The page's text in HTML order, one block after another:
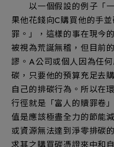
以一個假設的例子「一
果他花錢向C購買他的手
罪。」，這樣的事在現今
被視為荒誕無稽，但目前
謬。A公司或個人因為任
碳，只要他的預算充足去
自己的排碳行為。所以在
行徑就是「富人的贖罪卷
值是應該極盡全力的節能
或資源無法達到淨零排碳
求其之購買碳憑證來中和